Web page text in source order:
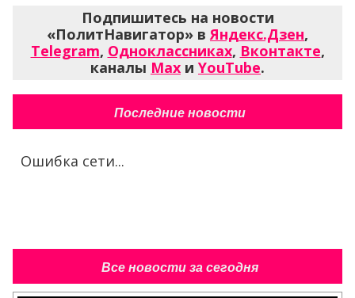
Подпишитесь на новости
«ПолитНавигатор» вЯндекс.Дзен,
Telegram, Одноклассниках, Вконтакте,
каналы Max и YouTube.
Последние новости
Ошибка сети...
Все новости за сегодня